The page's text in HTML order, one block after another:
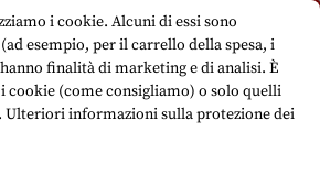
di consegna possono variare a causa di un
i cookie. Alcuni di essi sono
esempio, per il carrello della spesa, i
finalità di marketing e di analisi. È
cookie (come consigliamo) o solo quelli
Ulteriori informazioni sulla protezione dei